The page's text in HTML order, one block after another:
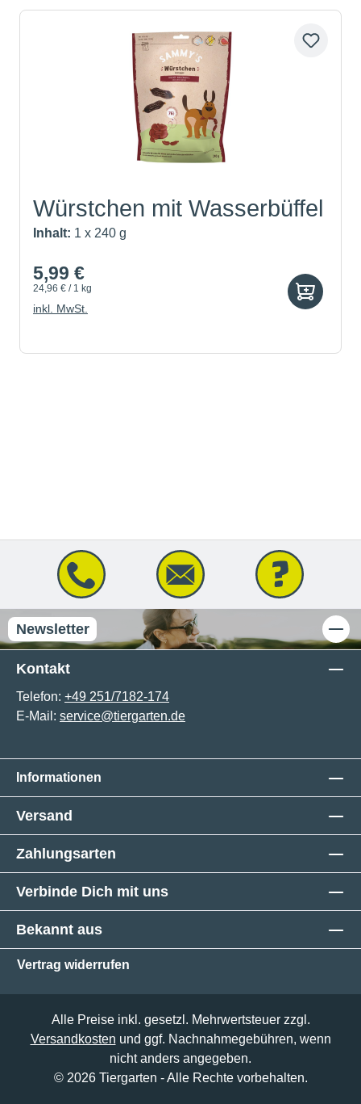
Würstchen mit Wasserbüffel
Inhalt: 1 x 240 g
5,99 €
24,96 € / 1 kg
inkl. MwSt.
Newsletter
Kontakt
Telefon: +49 251/7182-174
E-Mail: service@tiergarten.de
Informationen
Versand
Zahlungsarten
Verbinde Dich mit uns
Bekannt aus
Vertrag widerrufen
Alle Preise inkl. gesetzl. Mehrwertsteuer zzgl.
Versandkosten und ggf. Nachnahmegebühren, wenn
nicht anders angegeben.
© 2026 Tiergarten - Alle Rechte vorbehalten.